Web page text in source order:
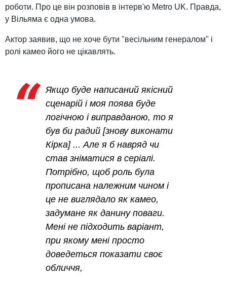
роботи. Про це він розповів в інтерв'ю Metro UK. Правда,
у Вільяма є одна умова.
Актор заявив, що не хоче бути "весільним генералом" і
ролі камео його не цікавлять.
Якщо буде написаний якісний
сценарій і моя поява буде
логічною і виправданою, то я
був би радий [знову виконати
Кірка] ... Але я б навряд чи
став зніматися в серіалі.
Потрібно, щоб роль була
прописана належним чином і
це не виглядало як камео,
задумане як данину поваги.
Мені не підходить варіант,
при якому мені просто
доведеться показати своє
обличчя,